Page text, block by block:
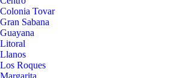
Colonia Tovar
Gran Sabana
Guayana
Litoral
Llanos
Los Roques
Margarita